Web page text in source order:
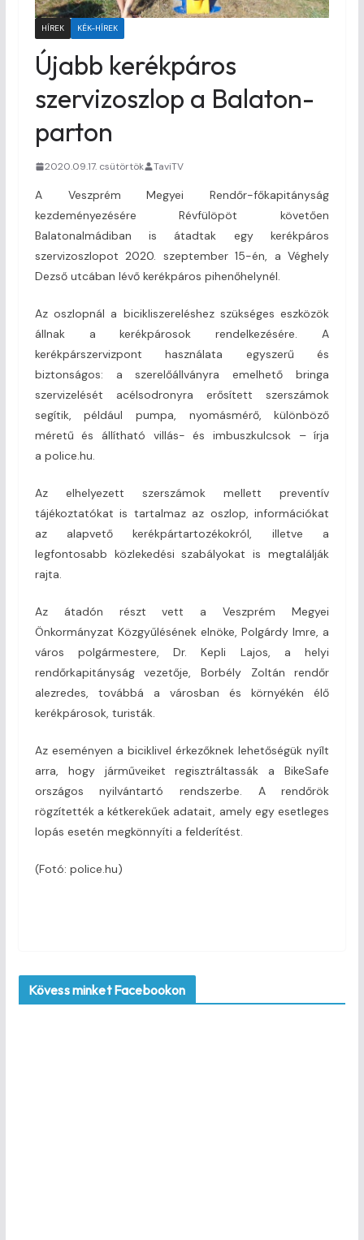
HÍREK KÉK-HÍREK
Újabb kerékpáros
szervizoszlop a Balaton-
parton
2020.09.17. csütörtök TaviTV
A Veszprém Megyei Rendőr-főkapitányság
kezdeményezésére Révfülöpöt követően
Balatonalmádiban is átadtak egy kerékpáros
szervizoszlopot 2020. szeptember 15-én, a Véghely
Dezső utcában lévő kerékpáros pihenőhelynél.
Az oszlopnál a bicikliszereléshez szükséges eszközök
állnak a kerékpárosok rendelkezésére. A
kerékpárszervizpont használata egyszerű és
biztonságos: a szerelőállványra emelhető bringa
szervizelését acélsodronyra erősített szerszámok
segítik, például pumpa, nyomásmérő, különböző
méretű és állítható villás- és imbuszkulcsok – írja
a police.hu.
Az elhelyezett szerszámok mellett preventív
tájékoztatókat is tartalmaz az oszlop, információkat
az alapvető kerékpártartozékokról, illetve a
legfontosabb közlekedési szabályokat is megtalálják
rajta.
Az átadón részt vett a Veszprém Megyei
Önkormányzat Közgyűlésének elnöke, Polgárdy Imre, a
város polgármestere, Dr. Kepli Lajos, a helyi
rendőrkapitányság vezetője, Borbély Zoltán rendőr
alezredes, továbbá a városban és környékén élő
kerékpárosok, turisták.
Az eseményen a biciklivel érkezőknek lehetőségük nyílt
arra, hogy járműveiket regisztráltassák a BikeSafe
országos nyilvántartó rendszerbe. A rendőrök
rögzítették a kétkerekűek adatait, amely egy esetleges
lopás esetén megkönnyíti a felderítést.
(Fotó: police.hu)
Kövess minket Facebookon